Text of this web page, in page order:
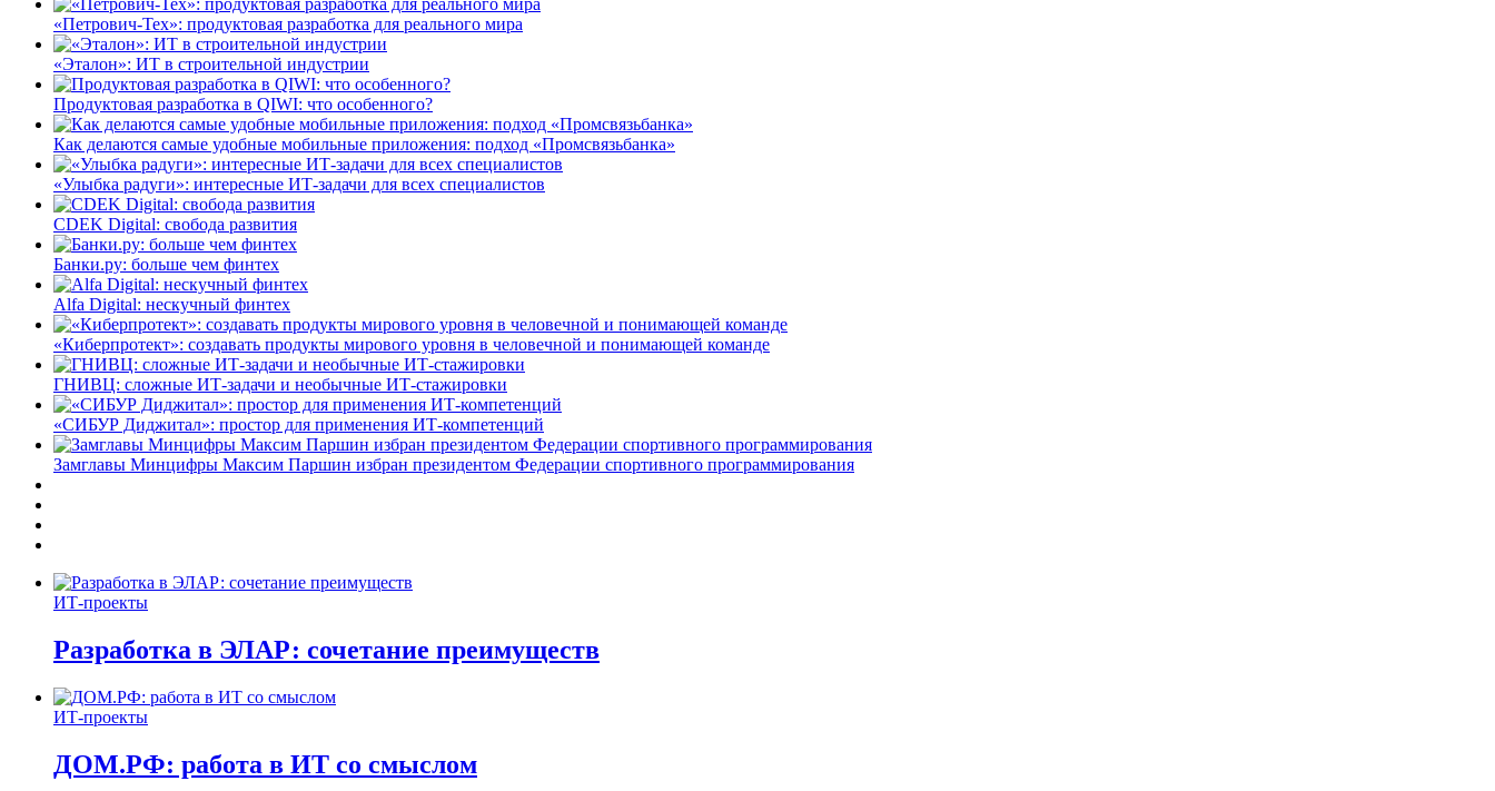
«Петрович-Тех»: продуктовая разработка для реального мира
«Эталон»: ИТ в строительной индустрии
Продуктовая разработка в QIWI: что особенного?
Как делаются самые удобные мобильные приложения: подход «Промсвязьбанка»
«Улыбка радуги»: интересные ИТ-задачи для всех специалистов
CDEK Digital: свобода развития
Банки.ру: больше чем финтех
Alfa Digital: нескучный финтех
«Киберпротект»: создавать продукты мирового уровня в человечной и понимающей команде
ГНИВЦ: сложные ИТ‑задачи и необычные ИТ‑стажировки
«СИБУР Диджитал»: простор для применения ИТ-компетенций
Замглавы Минцифры Максим Паршин избран президентом Федерации спортивного программирования
ИТ-проекты
Разработка в ЭЛАР: сочетание преимуществ
ИТ-проекты
ДОМ.РФ: работа в ИТ со смыслом